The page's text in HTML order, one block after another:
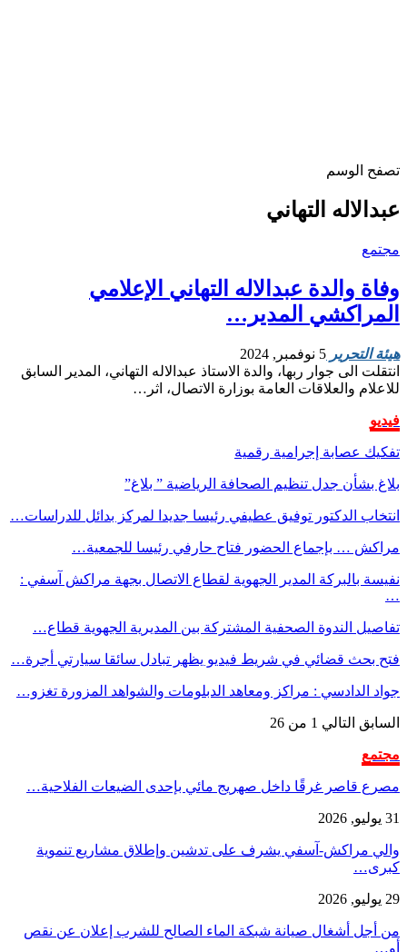
تصفح الوسم
عبدالاله التهاني
مجتمع
وفاة والدة عبدالاله التهاني الإعلامي
المراكشي المدير…
هيئة التحرير 5 نوفمبر, 2024
انتقلت الى جوار ربها، والدة الاستاذ عبدالاله التهاني، المدير السابق
للاعلام والعلاقات العامة بوزارة الاتصال، اثر…
فيديو
تفكيك عصابة إجرامية رقمية
بلاغ بشأن جدل تنظيم الصحافة الرياضية ” بلاغ”
انتخاب الدكتور توفيق عطيفي رئيسا جديدا لمركز بدائل للدراسات…
مراكش … بإجماع الحضور فتاح حارفي رئيسا للجمعية…
نفيسة بالبركة المدير الجهوية لقطاع الاتصال بجهة مراكش آسفي :
…
تفاصيل الندوة الصحفية المشتركة بين المديرية الجهوية قطاع…
فتح بحث قضائي في شريط فيديو يظهر تبادل سائقا سيارتي أجرة…
جواد الدادسي : مراكز ومعاهد الدبلومات والشواهد المزورة تغزو…
السابق التالي 1 من 26
مجتمع
مصرع قاصر غرقًا داخل صهريج مائي بإحدى الضيعات الفلاحية…
31 يوليو, 2026
والي مراكش-آسفي يشرف على تدشين وإطلاق مشاريع تنموية
كبرى…
29 يوليو, 2026
من أجل أشغال صيانة شبكة الماء الصالح للشرب إعلان عن نقص
أو…